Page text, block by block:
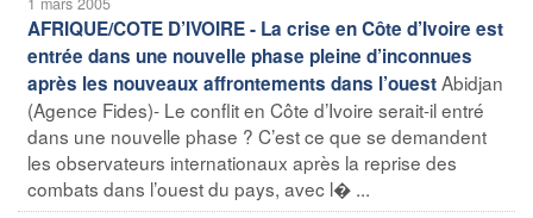
AFRIQUE/COTE D’IVOIRE - La crise en Côte d’Ivoire est
entrée dans une nouvelle phase pleine d’inconnues
après les nouveaux affrontements dans l’ouestAbidjan
(Agence Fides)- Le conflit en Côte d’Ivoire serait-il entré
dans une nouvelle phase ? C’est ce que se demandent
les observateurs internationaux après la reprise des
combats dans l’ouest du pays, avec l� ...